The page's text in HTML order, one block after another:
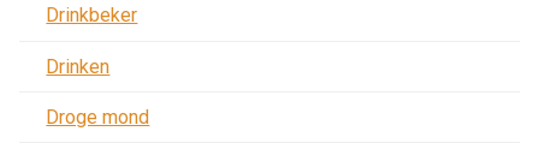
Drinkbeker
Drinken
Droge mond